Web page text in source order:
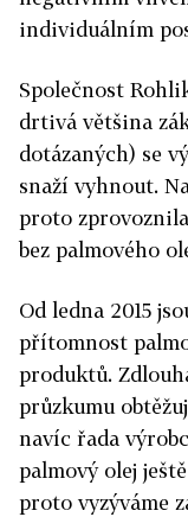
individuálním
Společnost
drtivá většina
dotázaných) se
snaží vyhnout.
proto
bez palmového
Od ledna 2015
přítomnost
produktů.
průzkumu
navíc řada
palmový olej
proto vyzýváme